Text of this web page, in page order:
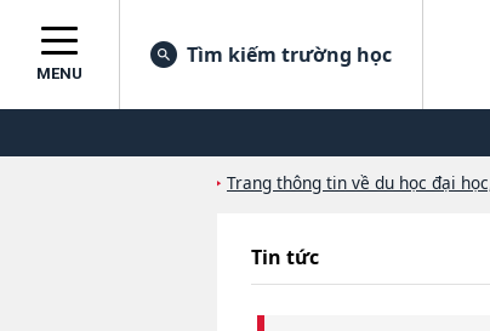
MENU
Tìm kiếm trường học
Trang thông tin về du học đại
Tin tức